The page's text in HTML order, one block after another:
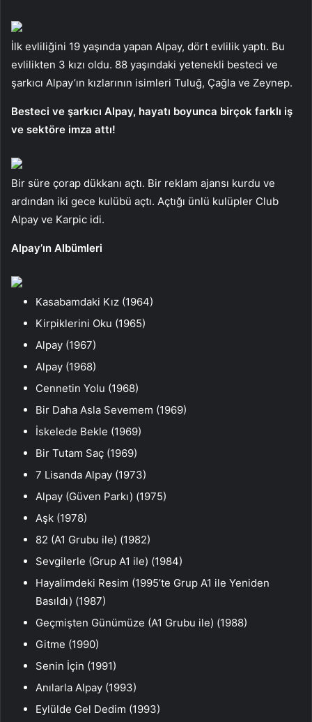
İlk evliliğini 19 yaşında yapan Alpay, dört evlilik yaptı. Bu
evlilikten 3 kızı oldu. 88 yaşındaki yetenekli besteci ve
şarkıcı Alpay’ın kızlarının isimleri Tuluğ, Çağla ve Zeynep.
Besteci ve şarkıcı Alpay, hayatı boyunca birçok farklı iş
ve sektöre imza attı!
Bir süre çorap dükkanı açtı. Bir reklam ajansı kurdu ve
ardından iki gece kulübü açtı. Açtığı ünlü kulüpler Club
Alpay ve Karpic idi.
Alpay’ın Albümleri
Kasabamdaki Kız (1964)
Kirpiklerini Oku (1965)
Alpay (1967)
Alpay (1968)
Cennetin Yolu (1968)
Bir Daha Asla Sevemem (1969)
İskelede Bekle (1969)
Bir Tutam Saç (1969)
7 Lisanda Alpay (1973)
Alpay (Güven Parkı) (1975)
Aşk (1978)
82 (A1 Grubu ile) (1982)
Sevgilerle (Grup A1 ile) (1984)
Hayalimdeki Resim (1995’te Grup A1 ile Yeniden
Basıldı) (1987)
Geçmişten Günümüze (A1 Grubu ile) (1988)
Gitme (1990)
Senin İçin (1991)
Anılarla Alpay (1993)
Eylülde Gel Dedim (1993)